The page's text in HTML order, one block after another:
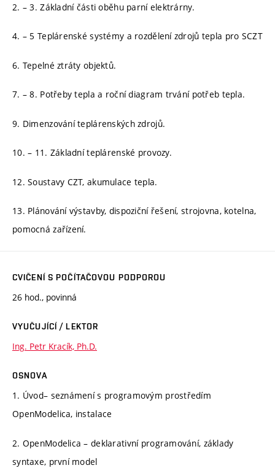
2. – 3. Základní části oběhu parní elektrárny.
4. – 5 Teplárenské systémy a rozdělení zdrojů tepla pro SCZT
6. Tepelné ztráty objektů.
7. – 8. Potřeby tepla a roční diagram trvání potřeb tepla.
9. Dimenzování teplárenských zdrojů.
10. – 11. Základní teplárenské provozy.
12. Soustavy CZT, akumulace tepla.
13. Plánování výstavby, dispoziční řešení, strojovna, kotelna,
pomocná zařízení.
CVIČENÍ S POČÍTAČOVOU PODPOROU
26 hod., povinná
VYUČUJÍCÍ / LEKTOR
Ing. Petr Kracík, Ph.D.
OSNOVA
1. Úvod– seznámení s programovým prostředím
OpenModelica, instalace
2. OpenModelica – deklarativní programování, základy
syntaxe, první model